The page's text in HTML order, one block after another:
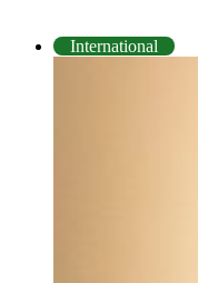
International